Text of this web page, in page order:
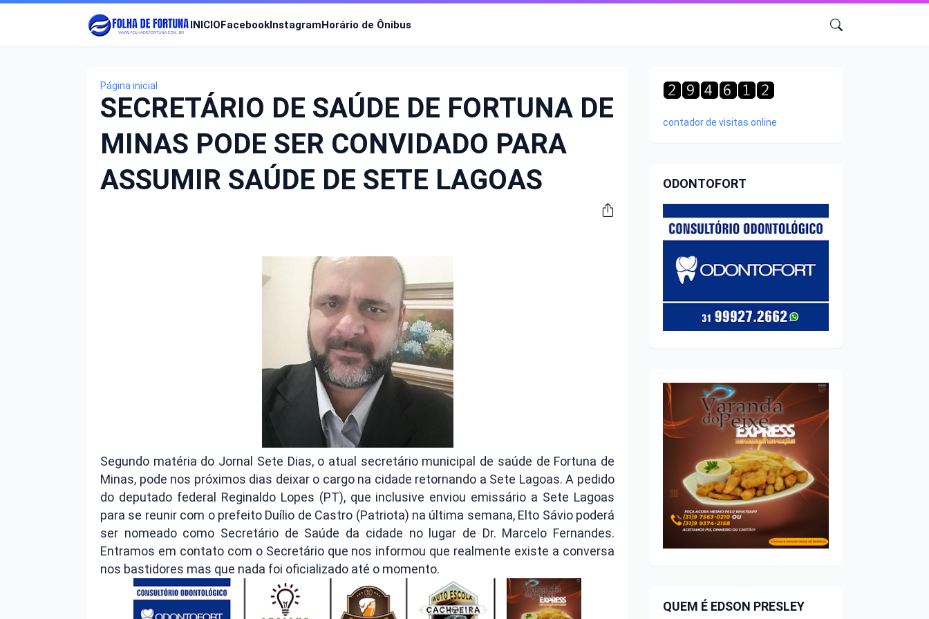
INICIOFacebookInstagramHorário de Ônibus
Página inicial
SECRETÁRIO DE SAÚDE DE FORTUNA DE
MINAS PODE SER CONVIDADO PARA
ASSUMIR SAÚDE DE SETE LAGOAS
Segundo matéria do Jornal Sete Dias, o atual secretário municipal de saúde de Fortuna de
Minas, pode nos próximos dias deixar o cargo na cidade retornando a Sete Lagoas. A pedido
do deputado federal Reginaldo Lopes (PT), que inclusive enviou emissário a Sete Lagoas
para se reunir com o prefeito Duílio de Castro (Patriota) na última semana, Elto Sávio poderá
ser nomeado como Secretário de Saúde da cidade no lugar de Dr. Marcelo Fernandes.
Entramos em contato com o Secretário que nos informou que realmente existe a conversa
nos bastidores mas que nada foi oficializado até o momento.
contador de visitas online
ODONTOFORT
QUEM É EDSON PRESLEY